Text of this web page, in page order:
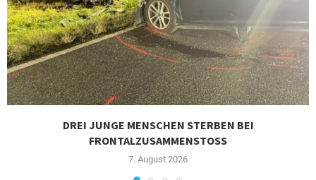
DREI JUNGE MENSCHEN STERBEN BEI
FRONTALZUSAMMENSTOSS
7. August 2026